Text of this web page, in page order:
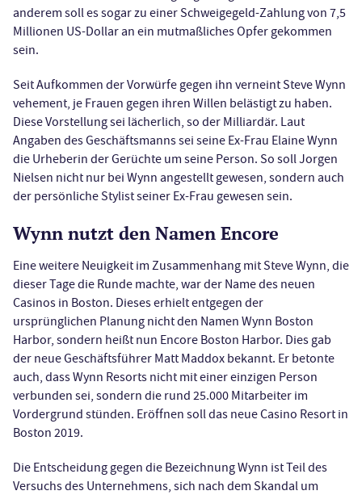
anderem soll es sogar zu einer Schweigegeld-Zahlung von 7,5
Millionen US-Dollar an ein mutmaßliches Opfer gekommen
sein.
Seit Aufkommen der Vorwürfe gegen ihn verneint Steve Wynn
vehement, je Frauen gegen ihren Willen belästigt zu haben.
Diese Vorstellung sei lächerlich, so der Milliardär. Laut
Angaben des Geschäftsmanns sei seine Ex-Frau Elaine Wynn
die Urheberin der Gerüchte um seine Person. So soll Jorgen
Nielsen nicht nur bei Wynn angestellt gewesen, sondern auch
der persönliche Stylist seiner Ex-Frau gewesen sein.
Wynn nutzt den Namen Encore
Eine weitere Neuigkeit im Zusammenhang mit Steve Wynn, die
dieser Tage die Runde machte, war der Name des neuen
Casinos in Boston. Dieses erhielt entgegen der
ursprünglichen Planung nicht den Namen Wynn Boston
Harbor, sondern heißt nun Encore Boston Harbor. Dies gab
der neue Geschäftsführer Matt Maddox bekannt. Er betonte
auch, dass Wynn Resorts nicht mit einer einzigen Person
verbunden sei, sondern die rund 25.000 Mitarbeiter im
Vordergrund stünden. Eröffnen soll das neue Casino Resort in
Boston 2019.
Die Entscheidung gegen die Bezeichnung Wynn ist Teil des
Versuchs des Unternehmens, sich nach dem Skandal um